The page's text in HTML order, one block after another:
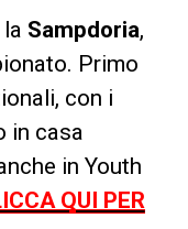
Sampdoria,
Primo
con i
in casa
in Youth
QUI PER